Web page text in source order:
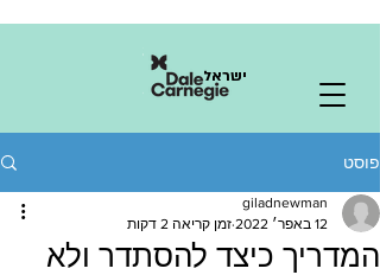
ישראל
פוסט
המדריך כיצד להסתדר ולא
giladnewman
12 באפר׳ 2022
זמן קריאה 2 דקות